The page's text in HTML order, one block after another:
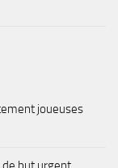
joueuses